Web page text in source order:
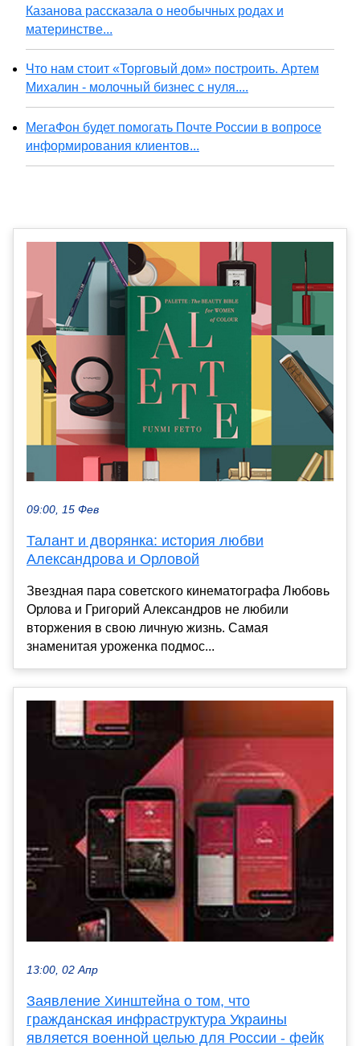
Казанова рассказала о необычных родах и
материнстве...
Что нам стоит «Торговый дом» построить. Артем
Михалин - молочный бизнес с нуля....
МегаФон будет помогать Почте России в вопросе
информирования клиентов...
09:00, 15 Фев
Талант и дворянка: история любви
Александрова и Орловой
Звездная пара советского кинематографа Любовь
Орлова и Григорий Александров не любили
вторжения в свою личную жизнь. Самая
знаменитая уроженка подмос...
13:00, 02 Апр
Заявление Хинштейна о том, что
гражданская инфраструктура Украины
является военной целью для России - фейк